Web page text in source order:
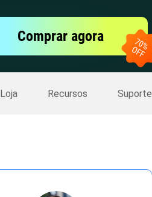
Comprar agora
Loja Recursos Suporte
Mais Produtos